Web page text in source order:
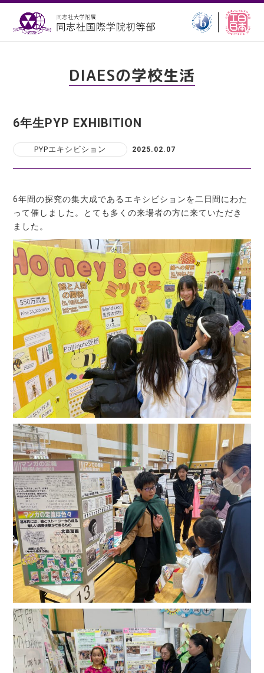
DIAESの学校生活
6年生PYP EXHIBITION
PYPエキシビション 2025.02.07
6年間の探究の集大成であるエキシビションを二日間にわた
って催しました。とても多くの来場者の方に来ていただき
ました。